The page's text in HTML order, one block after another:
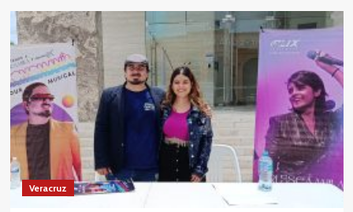
Veracruz